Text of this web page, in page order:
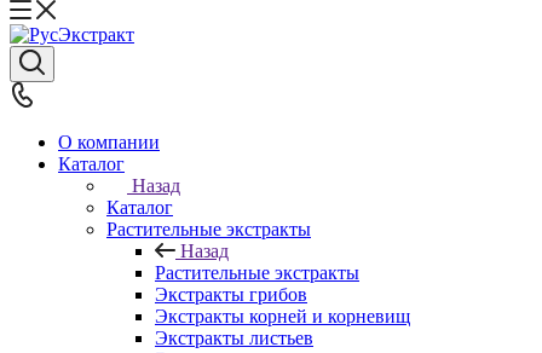
О компании
Каталог
Назад
Каталог
Растительные экстракты
Назад
Растительные экстракты
Экстракты грибов
Экстракты корней и корневищ
Экстракты листьев